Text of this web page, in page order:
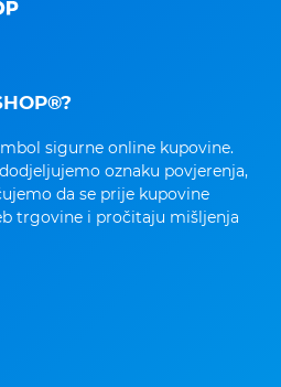
sigurne online kupovine.
oznaku povjerenja,
da se prije kupovine
trgovine i pročitaju mišljenja